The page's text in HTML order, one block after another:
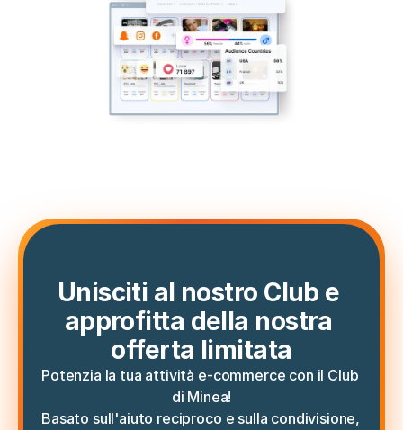
Unisciti al nostro Club e
approfitta della nostra
offerta limitata
Potenzia la tua attività e-commerce con il Club
di Minea!
Basato sull'aiuto reciproco e sulla condivisione,